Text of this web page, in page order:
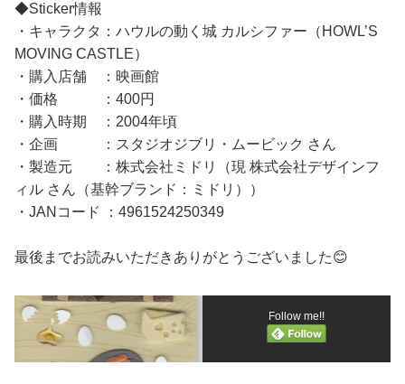
◆Sticker情報
・キャラクタ：ハウルの動く城 カルシファー（HOWL’S
MOVING CASTLE）
・購入店舗 ：映画館
・価格 ：400円
・購入時期 ：2004年頃
・企画 ：スタジオジブリ・ムービック さん
・製造元 ：株式会社ミドリ（現 株式会社デザインフ
ィル さん（基幹ブランド：ミドリ））
・JANコード ：4961524250349
最後までお読みいただきありがとうございました😊
Follow me!!